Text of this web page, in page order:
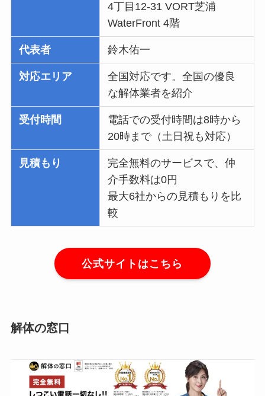
4丁目12-31 VORT芝浦
WaterFront 4階
代表者 鈴木佑一
対応エリア
全国対応です。全国の優良
な解体業者を紹介
受付時間
電話での受付時間は8時から
20時まで（土日祝も対応）
見積もり
完全無料のサービスで、仲
介手数料は0円
最大6社からの見積もりを比
較
公式サイトはこちら
解体の窓口